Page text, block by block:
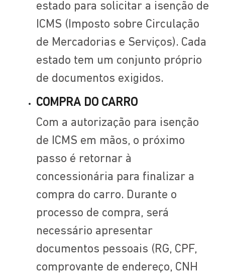
estado para solicitar a isenção de
ICMS (Imposto sobre Circulação
de Mercadorias e Serviços). Cada
estado tem um conjunto próprio
de documentos exigidos.
COMPRA DO CARRO
Com a autorização para isenção
de ICMS em mãos, o próximo
passo é retornar à
concessionária para finalizar a
compra do carro. Durante o
processo de compra, será
necessário apresentar
documentos pessoais (RG, CPF,
comprovante de endereço, CNH